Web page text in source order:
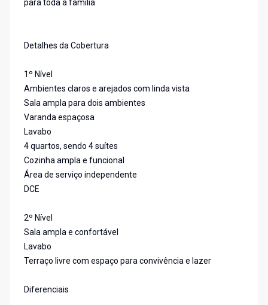
para toda a família
Detalhes da Cobertura
1º Nível
Ambientes claros e arejados com linda vista
Sala ampla para dois ambientes
Varanda espaçosa
Lavabo
4 quartos, sendo 4 suítes
Cozinha ampla e funcional
Área de serviço independente
DCE
2º Nível
Sala ampla e confortável
Lavabo
Terraço livre com espaço para convivência e lazer
Diferenciais